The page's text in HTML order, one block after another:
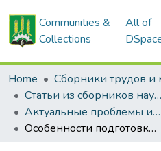
Communities &
Collections
All of
Home
Статьи из сборников научных трудов
Актуальные проблемы интенсивного развития животноводства: сб. науч. тр.
Особенности подготовки племенных коров к выставкам и селекционные достижения ГП «Чайка»